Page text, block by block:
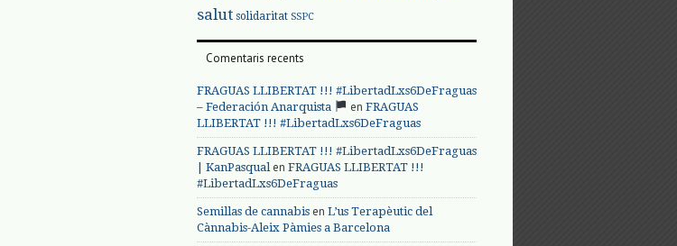
salut solidaritat SSPC
Comentaris recents
FRAGUAS LLIBERTAT !!! #LibertadLxs6DeFraguas
– Federación Anarquista
en FRAGUAS
LLIBERTAT !!! #LibertadLxs6DeFraguas
FRAGUAS LLIBERTAT !!! #LibertadLxs6DeFraguas
| KanPasqualen FRAGUAS LLIBERTAT !!!
#LibertadLxs6DeFraguas
Semillas de cannabis en L’us Terapèutic del
Cànnabis-Aleix Pàmies a Barcelona